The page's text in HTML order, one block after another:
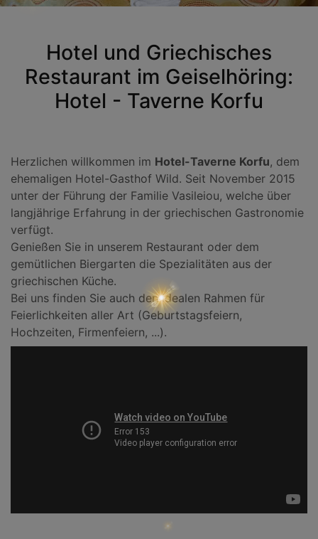
Hotel und Griechisches
Restaurant im Geiselhöring:
Hotel - Taverne Korfu
Herzlichen willkommen im Hotel-Taverne Korfu, dem
ehemaligen Hotel-Gasthof Wild. Seit November 2015
unter der Führung der Familie Vasileiou, welche über
langjährige Erfahrung in der griechischen Gastronomie
verfügt.
Genießen Sie in unserem Restaurant oder dem
gemütlichen Biergarten die Spezialitäten aus der
griechischen Küche.
Bei uns finden Sie auch den idealen Rahmen für
Feierlichkeiten aller Art (Geburtstagsfeiern,
Hochzeiten, Firmenfeiern, ...).